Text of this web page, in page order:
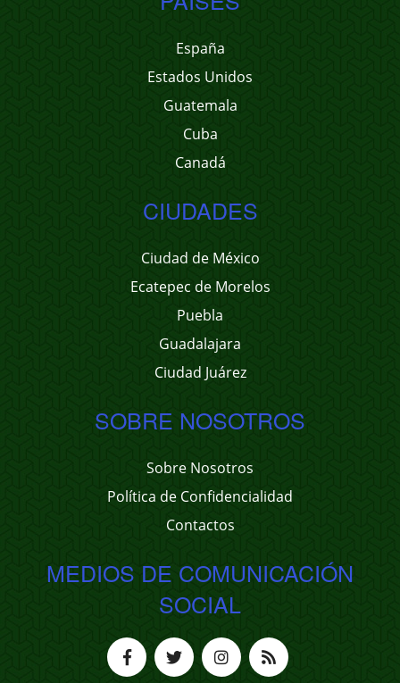
España
Estados Unidos
Guatemala
Cuba
Canadá
CIUDADES
Ciudad de México
Ecatepec de Morelos
Puebla
Guadalajara
Ciudad Juárez
SOBRE NOSOTROS
Sobre Nosotros
Política de Confidencialidad
Contactos
MEDIOS DE COMUNICACIÓN
SOCIAL